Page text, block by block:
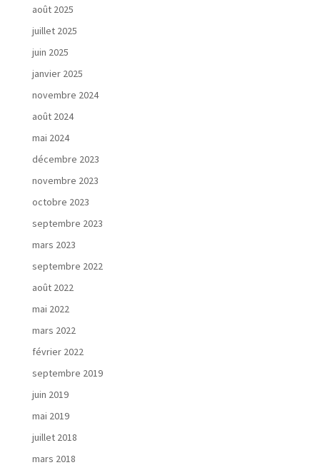
V
o
s
b
e
s
o
i
s
N
o
t
r
e
d
é
m
a
r
c
h
e
août 2025
juillet 2025
juin 2025
janvier 2025
novembre 2024
août 2024
mai 2024
décembre 2023
novembre 2023
octobre 2023
septembre 2023
mars 2023
septembre 2022
août 2022
mai 2022
mars 2022
février 2022
septembre 2019
juin 2019
mai 2019
juillet 2018
mars 2018